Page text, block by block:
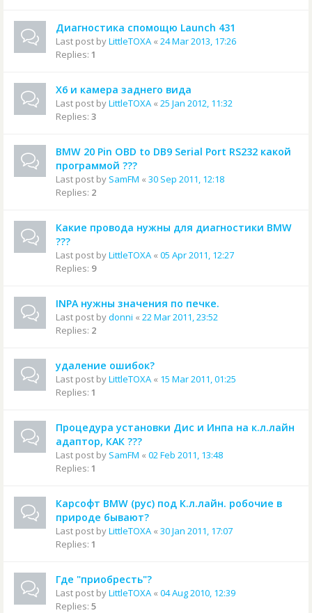
Диагностика спомощю Launch 431
Last post byLittleTOXA « 24 Mar 2013, 17:26
Replies: 1
Х6 и камера заднего вида
Last post byLittleTOXA « 25 Jan 2012, 11:32
Replies: 3
BMW 20 Pin OBD to DB9 Serial Port RS232 какой
программой ???
Last post by SamFM « 30 Sep 2011, 12:18
Replies: 2
Какие провода нужны для диагностики BMW
???
Last post byLittleTOXA « 05 Apr 2011, 12:27
Replies: 9
INPA нужны значения по печке.
Last post bydonni « 22 Mar 2011, 23:52
Replies: 2
удаление ошибок?
Last post byLittleTOXA « 15 Mar 2011, 01:25
Replies: 1
Процедура установки Дис и Инпа на к.л.лайн
адаптор, КАК ???
Last post by SamFM « 02 Feb 2011, 13:48
Replies: 1
Карсофт BMW (рус) под К.л.лайн. робочие в
природе бывают?
Last post byLittleTOXA « 30 Jan 2011, 17:07
Replies: 1
Где "приобресть"?
Last post byLittleTOXA « 04 Aug 2010, 12:39
Replies: 5